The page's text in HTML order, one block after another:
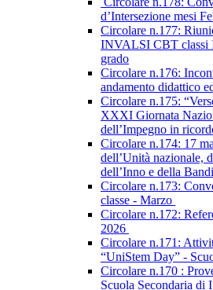
d’Intersezione mesi
Circolare n.177:
INVALSI CBT classi
grado
Circolare n.176:
andamento didattico
Circolare n.175:
XXXI Giornata
dell’Impegno in
Circolare n.174: 17
dell’Unità nazionale,
dell’Inno e della
Circolare n.173:
classe - Marzo
Circolare n.172:
2026
Circolare n.171:
“UniStem Day” -
Circolare n.170 :
Scuola Secondaria di